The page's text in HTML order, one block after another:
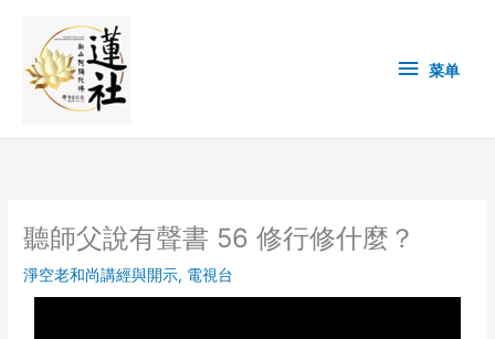
content
单 菜单
聽師父說有聲書 56 修行修什麼？
淨空老和尚講經與開示, 電視台